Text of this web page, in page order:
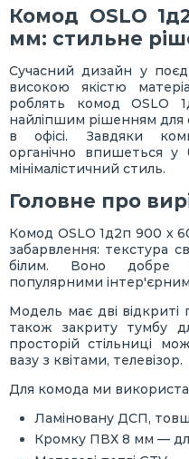
Комод OSLO
мм: стильне
Сучасний дизайн у
високою якістю
роблять комод
найліпшим рішенням для
в офісі. Завдяки
органічно впишеться у
мінімалістичний стиль.
Головне про
Комод OSLO 1д2п 900 х
забарвлення: текстура
білим. Воно добре
популярними
Модель має дві
також закриту тумбу
просторій стільниці
вазу з квітами, телевізор.
Для комода ми
Ламіновану ДСП,
Кромку ПВХ 8 мм —